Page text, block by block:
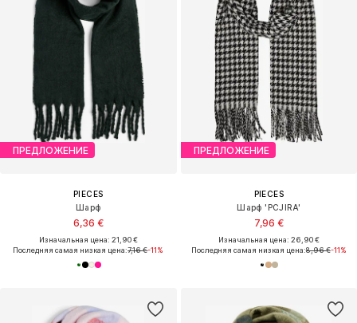
ПРЕДЛОЖЕНИЕ
PIECES
Шарф
6,36 €
Изначальная цена: 21,90 €
Последняя самая низкая цена:7,16 €-11%
ПРЕДЛОЖЕНИЕ
PIECES
Шарф 'PCJIRA'
7,96 €
Изначальная цена: 26,90 €
Последняя самая низкая цена:8,96 €-11%